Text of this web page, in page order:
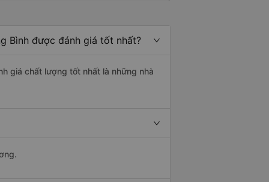
Bình được đánh giá tốt nhất?
giá chất lượng tốt nhất là những nhà